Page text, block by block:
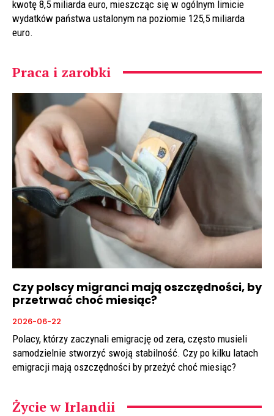
kwotę 8,5 miliarda euro, mieszcząc się w ogólnym limicie
wydatków państwa ustalonym na poziomie 125,5 miliarda
euro.
Praca i zarobki
Czy polscy migranci mają oszczędności, by
przetrwać choć miesiąc?
2026-06-22
Polacy, którzy zaczynali emigrację od zera, często musieli
samodzielnie stworzyć swoją stabilność. Czy po kilku latach
emigracji mają oszczędności by przeżyć choć miesiąc?
Życie w Irlandii